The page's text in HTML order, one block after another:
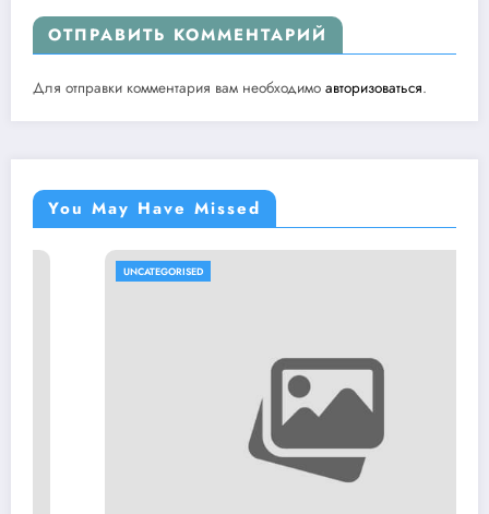
ОТПРАВИТЬ КОММЕНТАРИЙ
Для отправки комментария вам необходимо авторизоваться.
You May Have Missed